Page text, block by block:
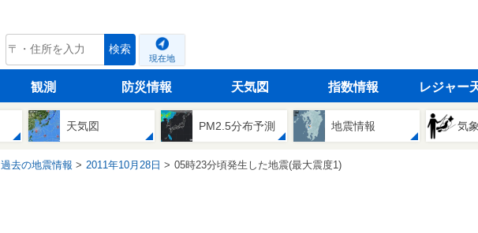
tenki.jp 検索
現在地
観測 防災情報 天気図 指数情報 レジャー
天気図 PM2.5分布予測 地震情報 気
過去の地震情報 2011年10月28日 05時23分頃発生した地震(最大震度1)